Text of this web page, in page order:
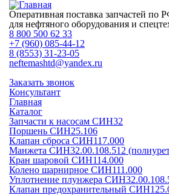
Оперативная поставка запчастей по
для нефтяного оборудования и
8 800 500 62 33
+7 (960) 085-44-12
8 (8553) 31-23-05
neftemashtd@yandex.ru
Заказать звонок
Консультант
Главная
Каталог
Запчасти к насосам СИН32
Поршень СИН25.106
Клапан сброса СИН117.000
Манжета СИН32.00.108.512
Кран шаровой СИН114.000
Колено шарнирное СИН111.000
Уплотнение плунжера
Клапан предохранительный